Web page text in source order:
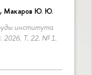
, Макаров Ю. Ю.
института
2026. Т. 22. № 1.